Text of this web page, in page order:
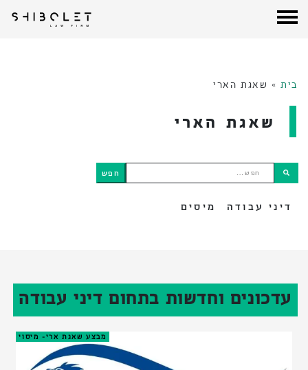
בית » שאגת הארי
שאגת הארי
חפש…
דיני עבודה מיסים
עדכונים וחדשות בתחום דיני עבודה
מבצע שאגת ארי- מיסוי